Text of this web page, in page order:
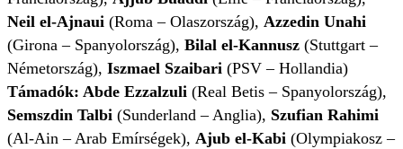
Neil el-Ajnaui (Roma – Olaszország), Azzedin Unahi
(Girona – Spanyolország), Bilal el-Kannusz (Stuttgart –
Németország), Iszmael Szaibari (PSV – Hollandia)
Támadók: Abde Ezzalzuli (Real Betis – Spanyolország),
Semszdin Talbi (Sunderland – Anglia), Szufian Rahimi
(Al-Ain – Arab Emírségek), Ajub el-Kabi (Olympiakosz –